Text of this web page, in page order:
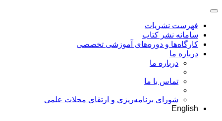
فهرست نشریات
سامانه نشر کتاب
کارگاه‌ها و دوره‌های آموزشی تخصصی
درباره ما
درباره ما
تماس با ما
شورای برنامه‌ریزی و ارتقای مجلات علمی
English